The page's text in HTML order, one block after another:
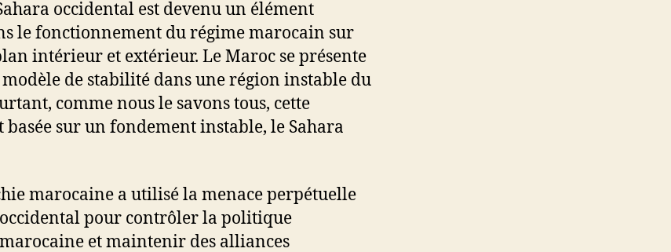
occidental est devenu un élément
le fonctionnement du régime marocain sur
intérieur et extérieur. Le Maroc se présente
de stabilité dans une région instable du
comme nous le savons tous, cette
basée sur un fondement instable, le Sahara
marocaine a utilisé la menace perpétuelle
pour contrôler la politique
et maintenir des alliances